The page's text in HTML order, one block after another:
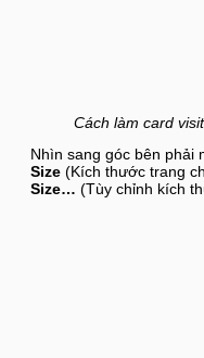
Cách làm card
Nhìn sang góc bên phải
Size (Kích thước trang
Size… (Tùy chỉnh kích